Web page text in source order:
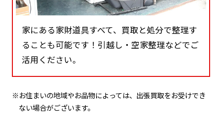
家にある家財道具すべて、買取と処分で整理す
ることも可能です！引越し・空家整理などでご
活用ください。
※お住まいの地域やお品物によっては、出張買取をお受けでき
ない場合がございます。